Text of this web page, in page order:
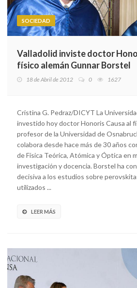
SOCIEDAD
Valladolid inviste doctor
físico alemán Gunnar Borstel
18 de Abril de 2012 0 1627
Cristina G. Pedraz/DICYT La
investido hoy doctor Honoris Causa al
profesor de la Universidad de
colabora desde hace más de 30 años
de Física Teórica, Atómica y Óptica en
investigación y docencia. Borstel ha
decisiva a los estudios sobre
utilizados ...
LEER MÁS